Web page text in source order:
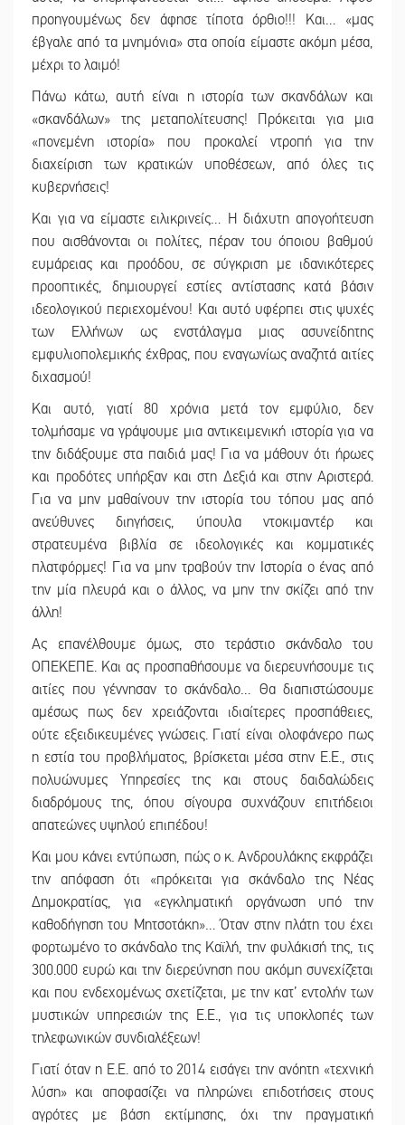
προηγουμένως δεν άφησε τίποτα όρθιο!!! Και… «μας
έβγαλε από τα μνημόνια» στα οποία είμαστε ακόμη μέσα,
μέχρι το λαιμό!
Πάνω κάτω, αυτή είναι η ιστορία των σκανδάλων και
«σκανδάλων» της μεταπολίτευσης! Πρόκειται για μια
«πονεμένη ιστορία» που προκαλεί ντροπή για την
διαχείριση των κρατικών υποθέσεων, από όλες τις
κυβερνήσεις!
Και για να είμαστε ειλικρινείς… Η διάχυτη απογοήτευση
που αισθάνονται οι πολίτες, πέραν του όποιου βαθμού
ευμάρειας και προόδου, σε σύγκριση με ιδανικότερες
προοπτικές, δημιουργεί εστίες αντίστασης κατά βάσιν
ιδεολογικού περιεχομένου! Και αυτό υφέρπει στις ψυχές
των Ελλήνων ως ενστάλαγμα μιας ασυνείδητης
εμφυλιοπολεμικής έχθρας, που εναγωνίως αναζητά αιτίες
διχασμού!
Και αυτό, γιατί 80 χρόνια μετά τον εμφύλιο, δεν
τολμήσαμε να γράψουμε μια αντικειμενική ιστορία για να
την διδάξουμε στα παιδιά μας! Για να μάθουν ότι ήρωες
και προδότες υπήρξαν και στη Δεξιά και στην Αριστερά.
Για να μην μαθαίνουν την ιστορία του τόπου μας από
ανεύθυνες διηγήσεις, ύπουλα ντοκιμαντέρ και
στρατευμένα βιβλία σε ιδεολογικές και κομματικές
πλατφόρμες! Για να μην τραβούν την Ιστορία ο ένας από
την μία πλευρά και ο άλλος, να μην την σκίζει από την
άλλη!
Ας επανέλθουμε όμως, στο τεράστιο σκάνδαλο του
ΟΠΕΚΕΠΕ. Και ας προσπαθήσουμε να διερευνήσουμε τις
αιτίες που γέννησαν το σκάνδαλο… Θα διαπιστώσουμε
αμέσως πως δεν χρειάζονται ιδιαίτερες προσπάθειες,
ούτε εξειδικευμένες γνώσεις. Γιατί είναι ολοφάνερο πως
η εστία του προβλήματος, βρίσκεται μέσα στην Ε.Ε., στις
πολυώνυμες Υπηρεσίες της και στους δαιδαλώδεις
διαδρόμους της, όπου σίγουρα συχνάζουν επιτήδειοι
απατεώνες υψηλού επιπέδου!
Και μου κάνει εντύπωση, πώς ο κ. Ανδρουλάκης εκφράζει
την απόφαση ότι «πρόκειται για σκάνδαλο της Νέας
Δημοκρατίας, για «εγκληματική οργάνωση υπό την
καθοδήγηση του Μητσοτάκη»… Όταν στην πλάτη του έχει
φορτωμένο το σκάνδαλο της Καϊλή, την φυλάκισή της, τις
300.000 ευρώ και την διερεύνηση που ακόμη συνεχίζεται
και που ενδεχομένως σχετίζεται, με την κατ’ εντολήν των
μυστικών υπηρεσιών της Ε.Ε., για τις υποκλοπές των
τηλεφωνικών συνδιαλέξεων!
Γιατί όταν η Ε.Ε. από το 2014 εισάγει την ανόητη «τεχνική
λύση» και αποφασίζει να πληρώνει επιδοτήσεις στους
αγρότες με βάση εκτίμησης, όχι την πραγματική